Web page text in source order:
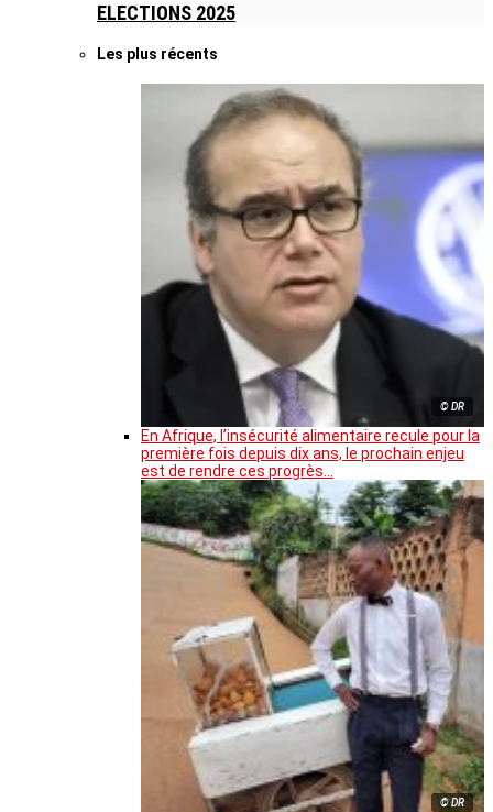
ELECTIONS 2025
Les plus récents
© DR
En Afrique, l’insécurité alimentaire recule pour la
première fois depuis dix ans, le prochain enjeu
est de rendre ces progrès…
© DR